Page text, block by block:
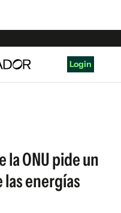
Login
ONU pide un
energías